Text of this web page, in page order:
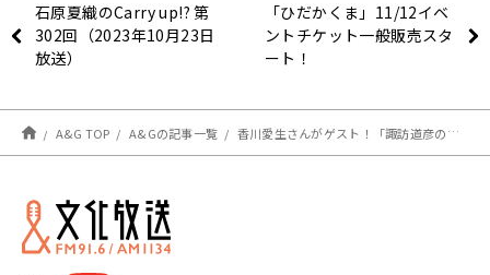
石原夏織のCarry up!? 第
302回（2023年10月23日
放送）
「ひだかくま」11/12イベ
ントチケット一般販売スタ
ート！
A&G TOP A&Gの記事一覧 香川愛生さんがゲスト！「諏訪道彦のスワラジ」